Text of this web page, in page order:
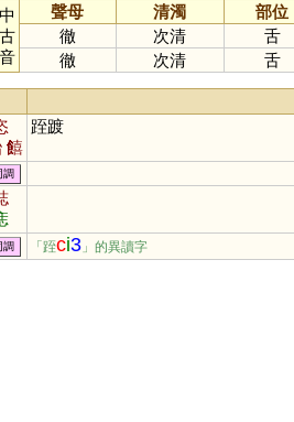
中
古
音
聲母 清濁 部位
徹
次清 舌
徹
次清 舌
饎
跮踱
調
調 「跮ci3 」的異讀字